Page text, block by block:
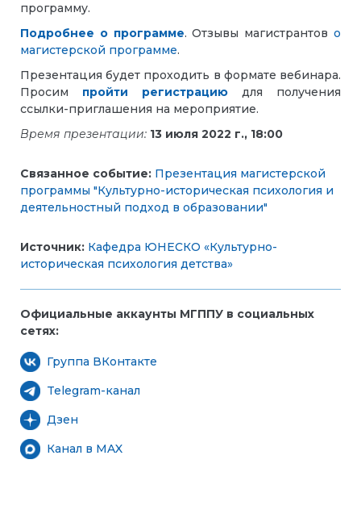
программу.
Подробнее о программе. Отзывы магистрантово
магистерской программе.
Презентация будет проходить в формате вебинара.
Просим пройти регистрацию для получения
ссылки-приглашения на мероприятие.
Время презентации: 13 июля 2022 г., 18:00
Связанное событие: Презентация магистерской
программы "Культурно-историческая психология и
деятельностный подход в образовании"
Источник: Кафедра ЮНЕСКО «Культурно-
историческая психология детства»
Официальные аккаунты МГППУ в социальных
сетях:
Группа ВКонтакте
Telegram-канал
Дзен
Канал в MAX